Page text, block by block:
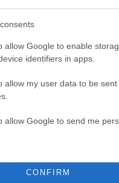
allow Google to enable
identifiers in apps.
allow my user data to be
allow Google to send me
CONFIRM
Instagram
Newsκαι μάθετε